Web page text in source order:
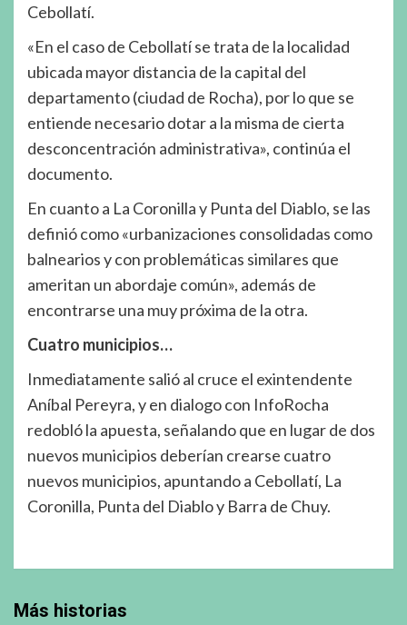
Cebollatí.
«En el caso de Cebollatí se trata de la localidad
ubicada mayor distancia de la capital del
departamento (ciudad de Rocha), por lo que se
entiende necesario dotar a la misma de cierta
desconcentración administrativa», continúa el
documento.
En cuanto a La Coronilla y Punta del Diablo, se las
definió como «urbanizaciones consolidadas como
balnearios y con problemáticas similares que
ameritan un abordaje común», además de
encontrarse una muy próxima de la otra.
Cuatro municipios…
Inmediatamente salió al cruce el exintendente
Aníbal Pereyra, y en dialogo con InfoRocha
redobló la apuesta, señalando que en lugar de dos
nuevos municipios deberían crearse cuatro
nuevos municipios, apuntando a Cebollatí, La
Coronilla, Punta del Diablo y Barra de Chuy.
Más historias